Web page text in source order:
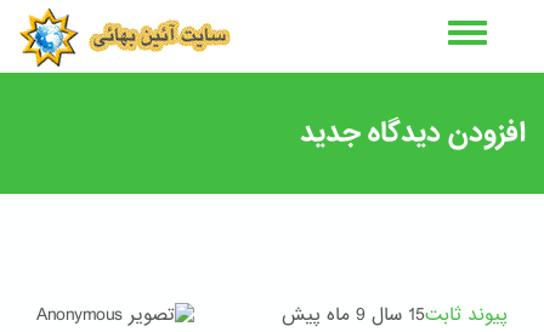
افزودن دیدگاه جدید
پیوند ثابت15 سال 9 ماه پیش